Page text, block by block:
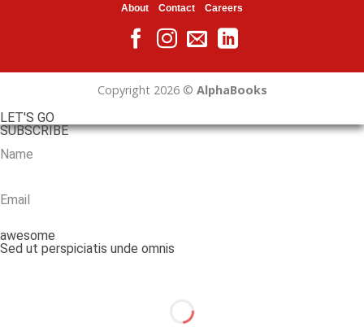
About Contact Careers
Copyright 2026 © AlphaBooks
LET'S GO
SUBSCRIBE
awesome
Sed ut perspiciatis unde omnis